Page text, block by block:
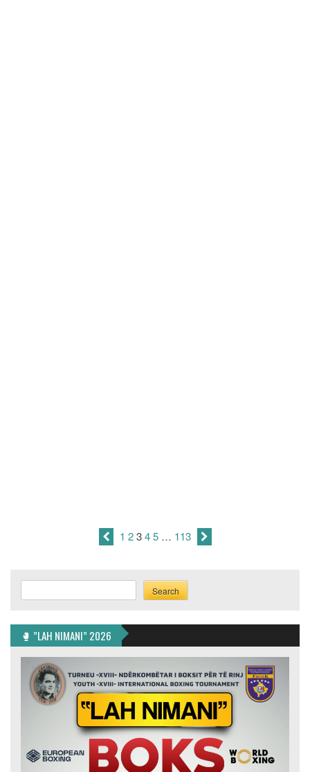
1 2 3 4 5 … 113
Search
🥊 ”LAH NIMANI” 2026